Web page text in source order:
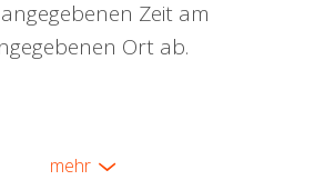
Zeit am
Ort ab.
mehr